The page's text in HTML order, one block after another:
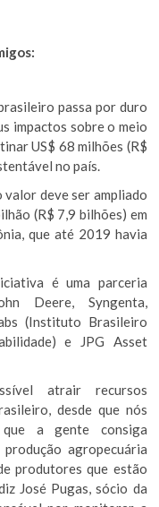
passa por duro
impactos sobre o meio
US$ 68 milhões (R$
no país.
valor deve ser ampliado
(R$ 7,9 bilhões) em
que até 2019 havia
é uma parceria
Deere, Syngenta,
(Instituto Brasileiro
e JPG Asset
atrair recursos
desde que nós
a gente consiga
agropecuária
produtores que estão
José Pugas, sócio da